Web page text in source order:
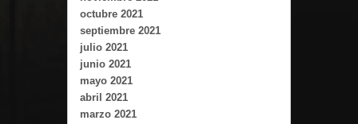
octubre 2021
septiembre 2021
julio 2021
junio 2021
mayo 2021
abril 2021
marzo 2021